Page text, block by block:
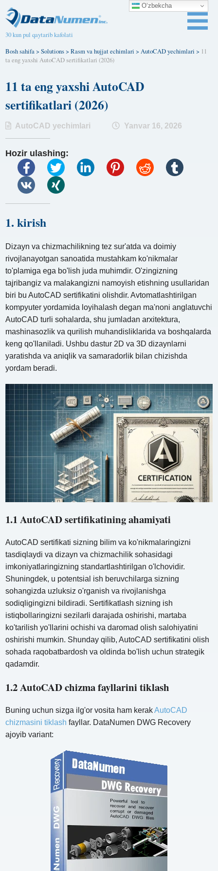
30 kun pul qaytarib kafolati
Bosh sahifa>Solutions>Rasm va hujjat echimlari >AutoCAD yechimlari > 11
ta eng yaxshi AutoCAD sertifikatlari (2026)
11 ta eng yaxshi AutoCAD
sertifikatlari (2026)
AutoCAD yechimlari Yanvar 16, 2026
Hozir ulashing:
1. kirish
Dizayn va chizmachilikning tez sur'atda va doimiy
rivojlanayotgan sanoatida mustahkam ko'nikmalar
to'plamiga ega bo'lish juda muhimdir. O'zingizning
tajribangiz va malakangizni namoyish etishning usullaridan
biri bu AutoCAD sertifikatini olishdir. Avtomatlashtirilgan
kompyuter yordamida loyihalash degan ma'noni anglatuvchi
AutoCAD turli sohalarda, shu jumladan arxitektura,
mashinasozlik va qurilish muhandisliklarida va boshqalarda
keng qo'llaniladi. Ushbu dastur 2D va 3D dizaynlarni
yaratishda va aniqlik va samaradorlik bilan chizishda
yordam beradi.
1.1 AutoCAD sertifikatining ahamiyati
AutoCAD sertifikati sizning bilim va ko'nikmalaringizni
tasdiqlaydi va dizayn va chizmachilik sohasidagi
imkoniyatlaringizning standartlashtirilgan o'lchovidir.
Shuningdek, u potentsial ish beruvchilarga sizning
sohangizda uzluksiz o'rganish va rivojlanishga
sodiqligingizni bildiradi. Sertifikatlash sizning ish
istiqbollaringizni sezilarli darajada oshirishi, martaba
ko'tarilish yo'llarini ochishi va daromad olish salohiyatini
oshirishi mumkin. Shunday qilib, AutoCAD sertifikatini olish
sohada raqobatbardosh va oldinda bo'lish uchun strategik
qadamdir.
1.2 AutoCAD chizma fayllarini tiklash
Buning uchun sizga ilg'or vosita ham kerakAutoCAD
chizmasini tiklash fayllar. DataNumen DWG Recovery
ajoyib variant:
O‘zbekcha